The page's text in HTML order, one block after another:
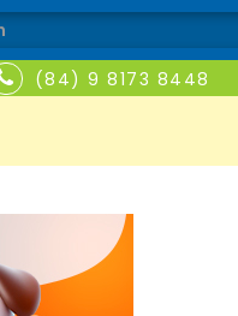
(84) 9 8173 8448